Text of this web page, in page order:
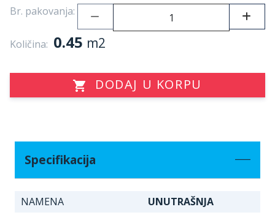
Br. pakovanja:
Količina: 0.45 m2
DODAJ U KORPU
Specifikacija
NAMENA
UNUTRAŠNJA